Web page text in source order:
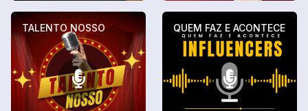
TALENTO NOSSO QUEM FAZ E ACONTECE